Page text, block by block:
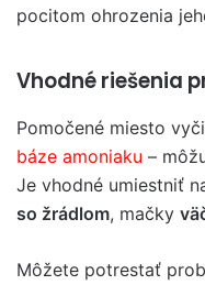
pocitom ohrozenia
Vhodné riešenia
Pomočené miesto
báze amoniaku –
Je vhodné umiestniť
so žrádlom, mačky
Môžete potrestať